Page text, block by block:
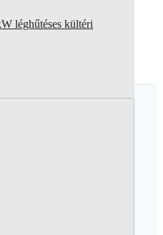
léghűtéses kültéri